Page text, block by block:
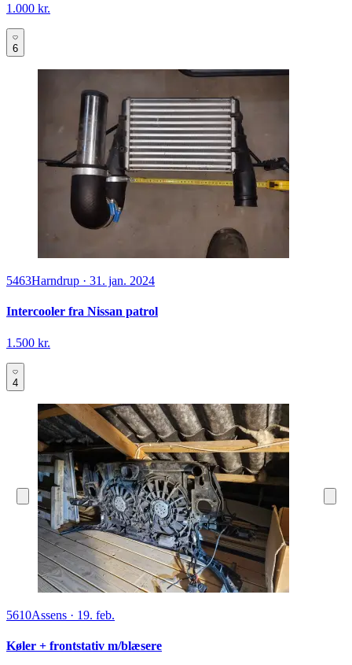
1.000 kr.
6
5463Harndrup · 31. jan. 2024
Intercooler fra Nissan patrol
1.500 kr.
4
5610Assens · 19. feb.
Køler + frontstativ m/blæsere